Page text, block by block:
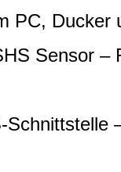
PC, Ducker
Sensor –